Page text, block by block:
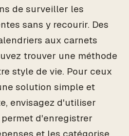
de surveiller les
sans y recourir. Des
aux carnets
trouver une méthode
style de vie. Pour ceux
solution simple et
envisagez d'utiliser
permet d'enregistrer